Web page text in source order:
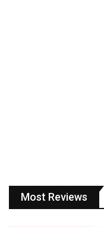
Most Reviews